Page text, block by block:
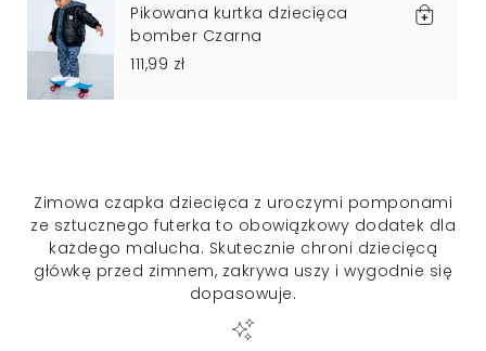
Pikowana kurtka dziecięca
bomber Czarna
111,99 zł
Zimowa czapka dziecięca z uroczymi pomponami
ze sztucznego futerka to obowiązkowy dodatek dla
każdego malucha. Skutecznie chroni dziecięcą
główkę przed zimnem, zakrywa uszy i wygodnie się
dopasowuje.